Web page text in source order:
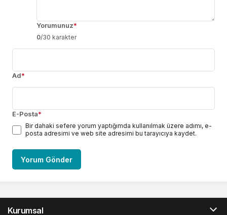
Yorumunuz*
0/30 karakter
Ad*
E-Posta*
Bir dahaki sefere yorum yaptığımda kullanılmak üzere adımı, e-
posta adresimi ve web site adresimi bu tarayıcıya kaydet.
Yorum Gönder
Kurumsal